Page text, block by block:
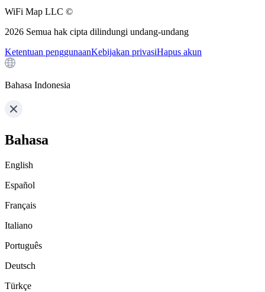
WiFi Map LLC ©
2026 Semua hak cipta dilindungi undang-undang
Ketentuan penggunaanKebijakan privasiHapus akun
Bahasa Indonesia
Bahasa
English
Español
Français
Italiano
Português
Deutsch
Türkçe